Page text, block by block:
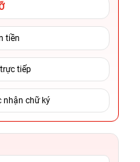
tiền
tiếp
nhận chữ ký